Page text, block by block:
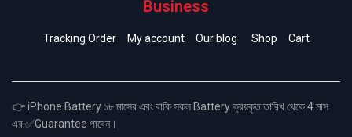
Business
Tracking Order My account Our blog Shop Cart
👉 iPhone Battery ১৮ মাসের এবং বাকি সকল Battery ক্রয়কৃত তারিখ থেকে 4 মাস
এর ✅Guarantee পাবেন।